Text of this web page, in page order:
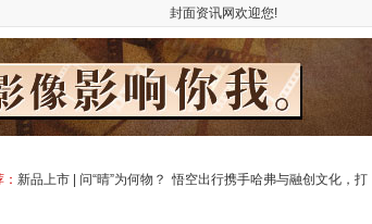
封面资讯网欢迎您!
新品上市 | 问“晴”为何物？ 悟空出行携手哈弗与融创文化，打